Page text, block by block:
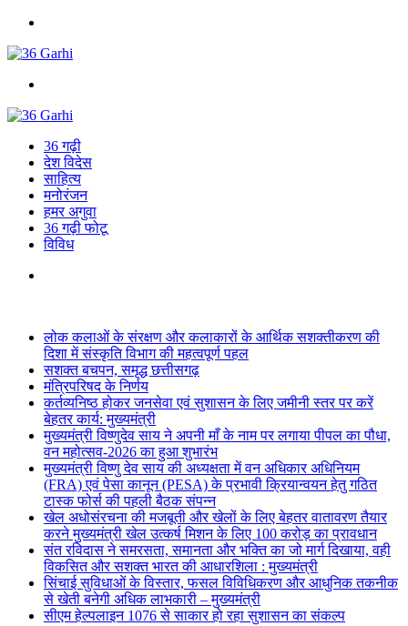
36 गढ़ी
देश विदेस
साहित्य
मनोरंजन
हमर अगुवा
36 गढ़ी फोटू
विविध
लोक कलाओं के संरक्षण और कलाकारों के आर्थिक सशक्तीकरण की
दिशा में संस्कृति विभाग की महत्वपूर्ण पहल
सशक्त बचपन, समृद्ध छत्तीसगढ़
मंत्रिपरिषद के निर्णय
कर्तव्यनिष्ठ होकर जनसेवा एवं सुशासन के लिए जमीनी स्तर पर करें
बेहतर कार्य: मुख्यमंत्री
मुख्यमंत्री विष्णुदेव साय ने अपनी माँ के नाम पर लगाया पीपल का पौधा,
वन महोत्सव-2026 का हुआ शुभारंभ
मुख्यमंत्री विष्णु देव साय की अध्यक्षता में वन अधिकार अधिनियम
(FRA) एवं पेसा कानून (PESA) के प्रभावी क्रियान्वयन हेतु गठित
टास्क फोर्स की पहली बैठक संपन्न
खेल अधोसंरचना की मजबूती और खेलों के लिए बेहतर वातावरण तैयार
करने मुख्यमंत्री खेल उत्कर्ष मिशन के लिए 100 करोड़ का प्रावधान
संत रविदास ने समरसता, समानता और भक्ति का जो मार्ग दिखाया, वही
विकसित और सशक्त भारत की आधारशिला : मुख्यमंत्री
सिंचाई सुविधाओं के विस्तार, फसल विविधिकरण और आधुनिक तकनीक
से खेती बनेगी अधिक लाभकारी – मुख्यमंत्री
सीएम हेल्पलाइन 1076 से साकार हो रहा सुशासन का संकल्प